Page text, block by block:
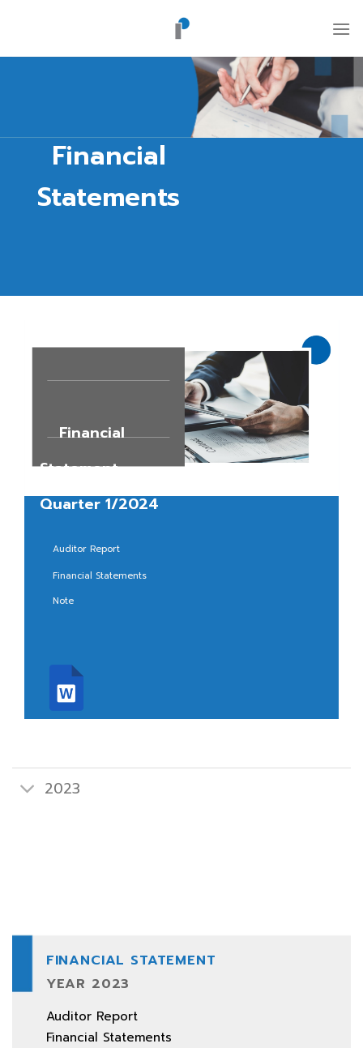
Financial
Statements
Financial
Statement
Quarter 1/2024
Auditor Report
Financial Statements
Note
2023
FINANCIAL STATEMENT
YEAR 2023
Auditor Report
Financial Statements